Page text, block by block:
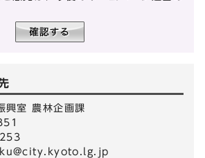
興室 農林企画課